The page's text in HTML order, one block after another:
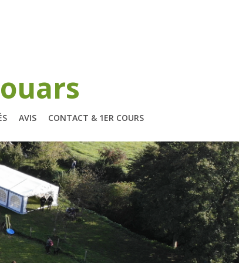
AVIS CONTACT & 1ER COURS